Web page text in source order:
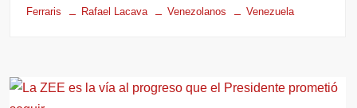
Ferraris Rafael Lacava Venezolanos Venezuela